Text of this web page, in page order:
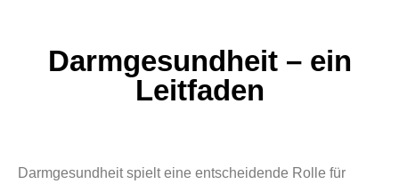
Darmgesundheit – ein
Leitfaden
Darmgesundheit spielt eine entscheidende Rolle für